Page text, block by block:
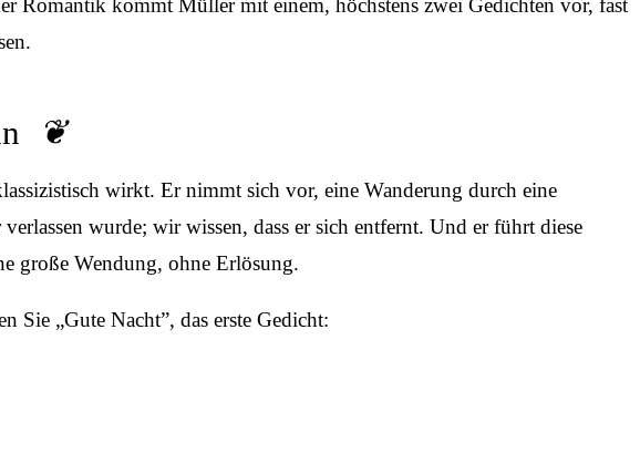
Romantik kommt Müller mit einem, höchstens zwei Gedichten vor, fast
wirkt. Er nimmt sich vor, eine Wanderung durch eine
wurde; wir wissen, dass er sich entfernt. Und er führt diese
große Wendung, ohne Erlösung.
Sie „Gute Nacht”, das erste Gedicht: